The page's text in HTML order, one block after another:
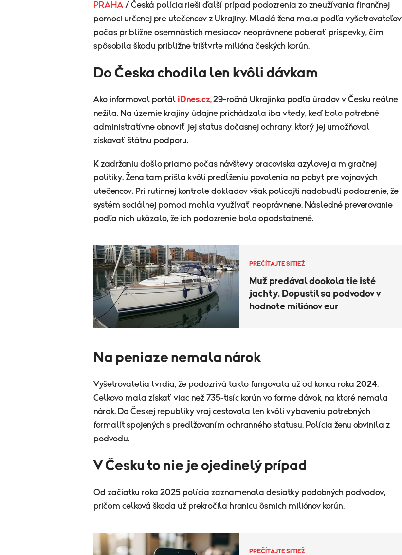
PRAHA / Česká polícia rieši ďalší prípad podozrenia zo zneužívania finančnej
pomoci určenej pre utečencov z Ukrajiny. Mladá žena mala podľa vyšetrovateľov
počas približne osemnástich mesiacov neoprávnene poberať príspevky, čím
spôsobila škodu približne trištvrte milióna českých korún.
Do Česka chodila len kvôli dávkam
Ako informoval portál iDnes.cz,29-ročná Ukrajinka podľa úradov v Česku reálne
nežila. Na územie krajiny údajne prichádzala iba vtedy, keď bolo potrebné
administratívne obnoviť jej status dočasnej ochrany, ktorý jej umožňoval
získavať štátnu podporu.
K zadržaniu došlo priamo počas návštevy pracoviska azylovej a migračnej
politiky. Žena tam prišla kvôli predĺženiu povolenia na pobyt pre vojnových
utečencov. Pri rutinnej kontrole dokladov však policajti nadobudli podozrenie, že
systém sociálnej pomoci mohla využívať neoprávnene. Následné preverovanie
podľa nich ukázalo, že ich podozrenie bolo opodstatnené.
PREČÍTAJTE SI TIEŽ
Muž predával dookola tie isté
jachty. Dopustil sa podvodov v
hodnote miliónov eur
Na peniaze nemala nárok
Vyšetrovatelia tvrdia, že podozrivá takto fungovala už od konca roka 2024.
Celkovo mala získať viac než 735-tisíc korún vo forme dávok, na ktoré nemala
nárok. Do Českej republiky vraj cestovala len kvôli vybaveniu potrebných
formalít spojených s predlžovaním ochranného statusu. Polícia ženu obvinila z
podvodu.
V Česku to nie je ojedinelý prípad
Od začiatku roka 2025 polícia zaznamenala desiatky podobných podvodov,
pričom celková škoda už prekročila hranicu ôsmich miliónov korún.
PREČÍTAJTE SI TIEŽ